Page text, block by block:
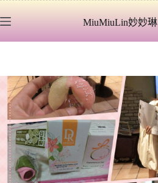
至
容
MiuMiuLin妙妙琳